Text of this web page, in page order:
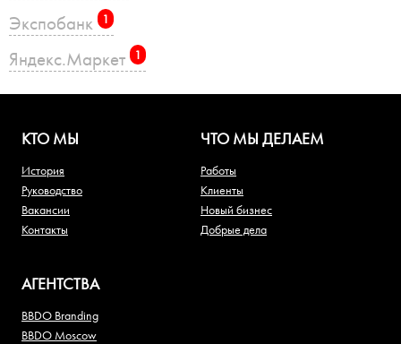
Экспобанк 1
Яндекс.Маркет 1
КТО МЫ
История
Руководство
Вакансии
Контакты
ЧТО МЫ ДЕЛАЕМ
Работы
Клиенты
Новый бизнес
Добрые дела
АГЕНТСТВА
BBDO Branding
BBDO Moscow